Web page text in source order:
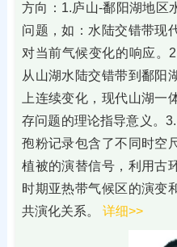
方向：1.庐山-鄱阳湖地区
问题，如：水陆交错带现
对当前气候变化的响应。
从山湖水陆交错带到鄱阳
上连续变化，现代山湖一
存问题的理论指导意义。
孢粉记录包含了不同时空
植被的演替信号，利用古
时期亚热带气候区的演变
共演化关系。详细>>